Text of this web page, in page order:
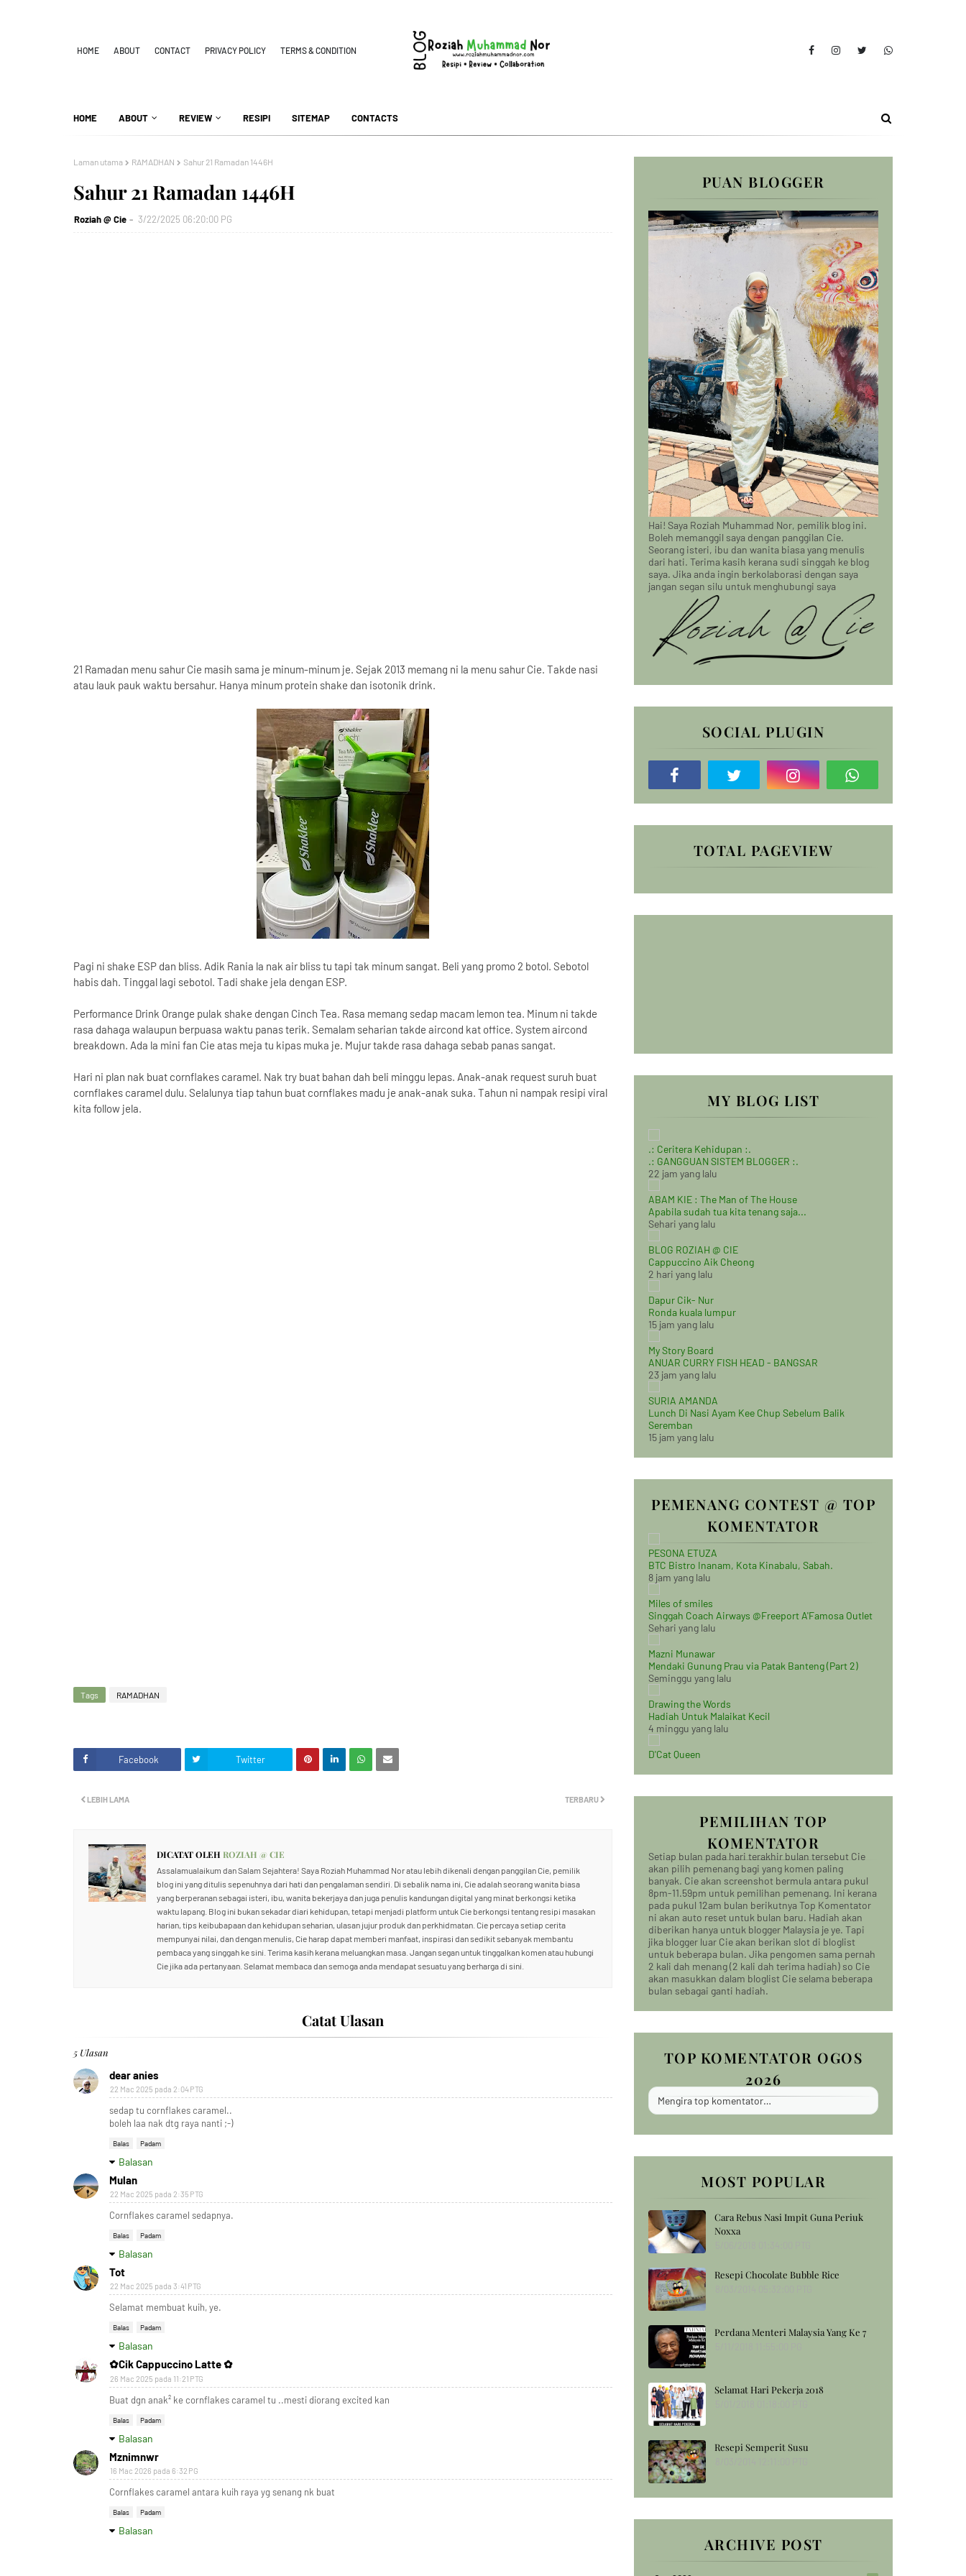
HOME ABOUT CONTACT PRIVACY POLICY TERMS & CONDITION
HOME ABOUT REVIEW RESIPI SITEMAP CONTACTS
Laman utama RAMADHAN Sahur 21 Ramadan 1446H
Sahur 21 Ramadan 1446H
Roziah @ Cie 3/22/2025 06:20:00 PG
21 Ramadan menu sahur Cie masih sama je minum-minum je. Sejak 2013 memang ni la menu sahur Cie. Takde nasi
atau lauk pauk waktu bersahur. Hanya minum protein shake dan isotonik drink.
Pagi ni shake ESP dan bliss. Adik Rania la nak air bliss tu tapi tak minum sangat. Beli yang promo 2 botol. Sebotol
habis dah. Tinggal lagi sebotol. Tadi shake jela dengan ESP.
Performance Drink Orange pulak shake dengan Cinch Tea. Rasa memang sedap macam lemon tea. Minum ni takde
rasa dahaga walaupun berpuasa waktu panas terik. Semalam seharian takde aircond kat office. System aircond
breakdown. Ada la mini fan Cie atas meja tu kipas muka je. Mujur takde rasa dahaga sebab panas sangat.
Hari ni plan nak buat cornflakes caramel. Nak try buat bahan dah beli minggu lepas. Anak-anak request suruh buat
cornflakes caramel dulu. Selalunya tiap tahun buat cornflakes madu je anak-anak suka. Tahun ni nampak resipi viral
kita follow jela.
Tags RAMADHAN
Facebook Twitter
TERBARU
LEBIH LAMA
DICATAT OLEH ROZIAH @ CIE
Assalamualaikum dan Salam Sejahtera! Saya Roziah Muhammad Nor atau lebih dikenali dengan panggilan Cie, pemilik
blog ini yang ditulis sepenuhnya dari hati dan pengalaman sendiri. Di sebalik nama ini, Cie adalah seorang wanita biasa
yang berperanan sebagai isteri, ibu, wanita bekerjaya dan juga penulis kandungan digital yang minat berkongsi ketika
waktu lapang. Blog ini bukan sekadar diari kehidupan, tetapi menjadi platform untuk Cie berkongsi tentang resipi masakan
harian, tips keibubapaan dan kehidupan seharian, ulasan jujur produk dan perkhidmatan. Cie percaya setiap cerita
mempunyai nilai, dan dengan menulis, Cie harap dapat memberi manfaat, inspirasi dan sedikit sebanyak membantu
pembaca yang singgah ke sini. Terima kasih kerana meluangkan masa. Jangan segan untuk tinggalkan komen atau hubungi
Cie jika ada pertanyaan. Selamat membaca dan semoga anda mendapat sesuatu yang berharga di sini.
Catat Ulasan
5 Ulasan
dear anies
22 Mac 2025 pada 2:04 PTG
sedap tu cornflakes caramel..
boleh laa nak dtg raya nanti ;-)
Balas Padam
Balasan
Mulan
22 Mac 2025 pada 2:35 PTG
Cornflakes caramel sedapnya.
Balas Padam
Balasan
Tot
22 Mac 2025 pada 3:41 PTG
Selamat membuat kuih, ye.
Balas Padam
Balasan
✿Cik Cappuccino Latte ✿
26 Mac 2025 pada 11:21 PTG
Buat dgn anak² ke cornflakes caramel tu ..mesti diorang excited kan
Balas Padam
Balasan
Mznimnwr
16 Mac 2026 pada 6:32 PG
Cornflakes caramel antara kuih raya yg senang nk buat
Balas Padam
Balasan
PUAN BLOGGER
Hai! Saya Roziah Muhammad Nor, pemilik blog ini.
Boleh memanggil saya dengan panggilan Cie.
Seorang isteri, ibu dan wanita biasa yang menulis
dari hati. Terima kasih kerana sudi singgah ke blog
saya. Jika anda ingin berkolaborasi dengan saya
jangan segan silu untuk menghubungi saya
SOCIAL PLUGIN
TOTAL PAGEVIEW
MY BLOG LIST
.: Ceritera Kehidupan :.
.: GANGGUAN SISTEM BLOGGER :.
22 jam yang lalu
ABAM KIE : The Man of The House
Apabila sudah tua kita tenang saja...
Sehari yang lalu
BLOG ROZIAH @ CIE
Cappuccino Aik Cheong
2 hari yang lalu
Dapur Cik- Nur
Ronda kuala lumpur
15 jam yang lalu
My Story Board
ANUAR CURRY FISH HEAD - BANGSAR
23 jam yang lalu
SURIA AMANDA
Lunch Di Nasi Ayam Kee Chup Sebelum Balik
Seremban
15 jam yang lalu
PEMENANG CONTEST @ TOP
KOMENTATOR
PESONA ETUZA
BTC Bistro Inanam, Kota Kinabalu, Sabah.
8 jam yang lalu
Miles of smiles
Singgah Coach Airways @Freeport A'Famosa Outlet
Sehari yang lalu
Mazni Munawar
Mendaki Gunung Prau via Patak Banteng (Part 2)
Seminggu yang lalu
Drawing the Words
Hadiah Untuk Malaikat Kecil
4 minggu yang lalu
D'Cat Queen
PEMILIHAN TOP
KOMENTATOR
Setiap bulan pada hari terakhir bulan tersebut Cie
akan pilih pemenang bagi yang komen paling
banyak. Cie akan screenshot bermula antara pukul
8pm-11.59pm untuk pemilihan pemenang. Ini kerana
pada pukul 12am bulan berikutnya Top Komentator
ni akan auto reset untuk bulan baru. Hadiah akan
diberikan hanya untuk blogger Malaysia je ye. Tapi
jika blogger luar Cie akan berikan slot di bloglist
untuk beberapa bulan. Jika pengomen sama pernah
2 kali dah menang (2 kali dah terima hadiah) so Cie
akan masukkan dalam bloglist Cie selama beberapa
bulan sebagai ganti hadiah.
TOP KOMENTATOR OGOS
2026
Mengira top komentator…
MOST POPULAR
Cara Rebus Nasi Impit Guna Periuk
Noxxa
Resepi Chocolate Bubble Rice
Perdana Menteri Malaysia Yang Ke 7
Selamat Hari Pekerja 2018
Resepi Semperit Susu
ARCHIVE POST